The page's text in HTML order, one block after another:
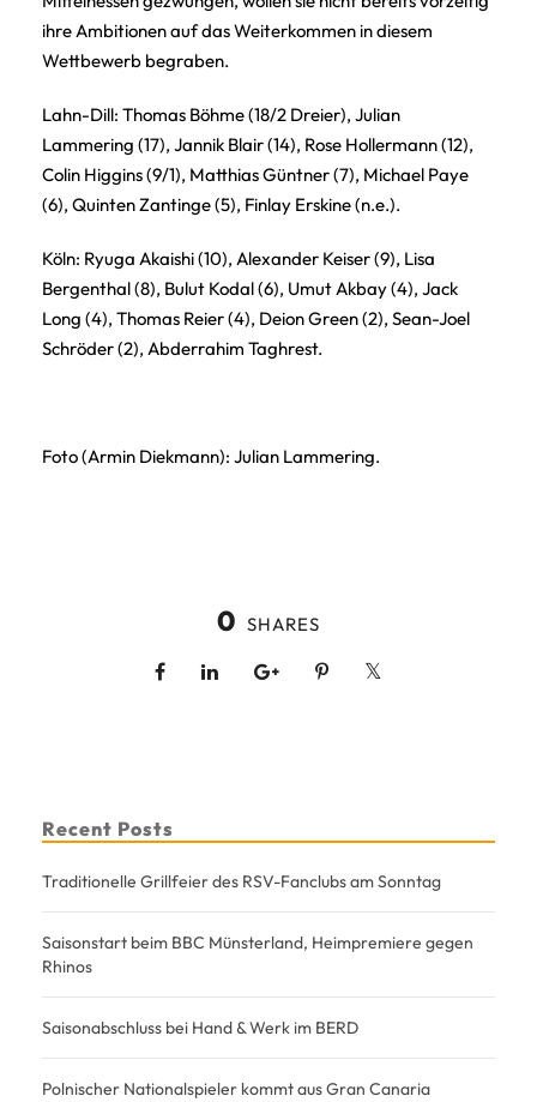
ihre Ambitionen auf das Weiterkommen in diesem
Wettbewerb begraben.
Lahn-Dill: Thomas Böhme (18/2 Dreier), Julian
Lammering (17), Jannik Blair (14), Rose Hollermann (12),
Colin Higgins (9/1), Matthias Güntner (7), Michael Paye
(6), Quinten Zantinge (5), Finlay Erskine (n.e.).
Köln: Ryuga Akaishi (10), Alexander Keiser (9), Lisa
Bergenthal (8), Bulut Kodal (6), Umut Akbay (4), Jack
Long (4), Thomas Reier (4), Deion Green (2), Sean-Joel
Schröder (2), Abderrahim Taghrest.
Foto (Armin Diekmann): Julian Lammering.
0 SHARES
Recent Posts
Traditionelle Grillfeier des RSV-Fanclubs am Sonntag
Saisonstart beim BBC Münsterland, Heimpremiere gegen
Rhinos
Saisonabschluss bei Hand & Werk im BERD
Polnischer Nationalspieler kommt aus Gran Canaria